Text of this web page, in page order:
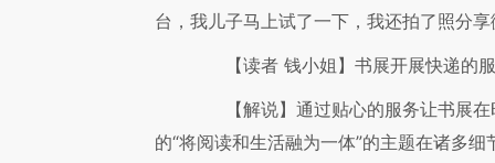
台，我儿子马上试了一下，我还拍了照分
【读者 钱小姐】 书展开展快递的
【解说】 通过贴心的服务让书展
的“将阅读和生活融为一体”的主题在诸多